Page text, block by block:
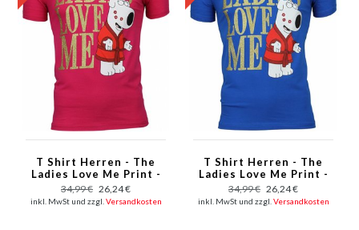
T Shirt Herren - The
Ladies Love Me Print -
Rosa
34,99 € 26,24 €
inkl. MwSt und zzgl. Versandkosten
T Shirt Herren - The
Ladies Love Me Print -
Blau
34,99 € 26,24 €
inkl. MwSt und zzgl. Versandkosten